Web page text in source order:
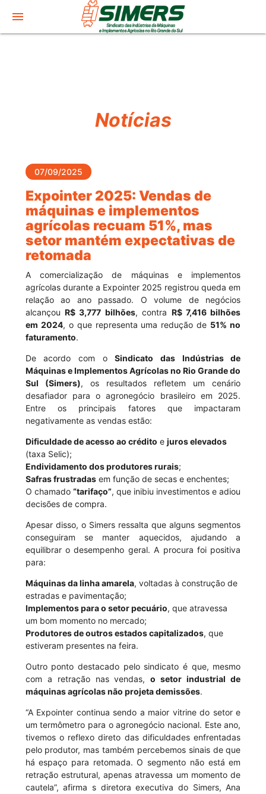
menu
Notícias
07/09/2025
Expointer 2025: Vendas de
máquinas e implementos
agrícolas recuam 51%, mas
setor mantém expectativas de
retomada
A comercialização de máquinas e implementos
agrícolas durante a Expointer 2025 registrou queda em
relação ao ano passado. O volume de negócios
alcançou R$ 3,777 bilhões, contra R$ 7,416 bilhões
em 2024, o que representa uma redução de 51% no
faturamento.
De acordo com oSindicato das Indústrias de
Máquinas e Implementos Agrícolas no Rio Grande do
Sul (Simers), os resultados refletem um cenário
desafiador para o agronegócio brasileiro em 2025.
Entre os principais fatores que impactaram
negativamente as vendas estão:
Dificuldade de acesso ao crédito e juros elevados
(taxa Selic);
Endividamento dos produtores rurais;
Safras frustradasem função de secas e enchentes;
O chamado “tarifaço”, que inibiu investimentos e adiou
decisões de compra.
Apesar disso, o Simers ressalta que alguns segmentos
conseguiram se manter aquecidos, ajudando a
equilibrar o desempenho geral. A procura foi positiva
para:
Máquinas da linha amarela, voltadas à construção de
estradas e pavimentação;
Implementos para o setor pecuário, que atravessa
um bom momento no mercado;
Produtores de outros estados capitalizados, que
estiveram presentes na feira.
Outro ponto destacado pelo sindicato é que, mesmo
com a retração nas vendas,o setor industrial de
máquinas agrícolas não projeta demissões.
“A Expointer continua sendo a maior vitrine do setor e
um termômetro para o agronegócio nacional. Este ano,
tivemos o reflexo direto das dificuldades enfrentadas
pelo produtor, mas também percebemos sinais de que
há espaço para retomada. O segmento não está em
retração estrutural, apenas atravessa um momento de
cautela”, afirma s diretora executiva do Simers, Ana